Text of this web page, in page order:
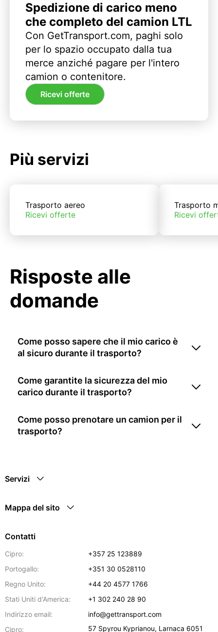
Spedizione di carico meno
che completo del camion LTL
Con GetTransport.com, paghi solo
per lo spazio occupato dalla tua
merce anziché pagare per l'intero
camion o contenitore.
Ricevi offerte
Più servizi
Trasporto aereo
Ricevi offerte
Trasporto
Ricevi
Risposte alle
domande
Come posso sapere che il mio carico è
al sicuro durante il trasporto?
Come garantite la sicurezza del mio
carico durante il trasporto?
Come posso prenotare un camion per il
trasporto?
Servizi
Mappa del sito
Contatti
Cipro:
+357 25 123889
Portogallo:
+351 30 0528110
Regno Unito:
+44 20 4577 1766
Stati Uniti d'America:
+1 302 240 28 90
Indirizzo email:
info@gettransport.com
Cipro:
57 Spyrou Kyprianou, Larnaca 6051